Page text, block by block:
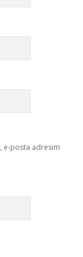
e-posta adresim